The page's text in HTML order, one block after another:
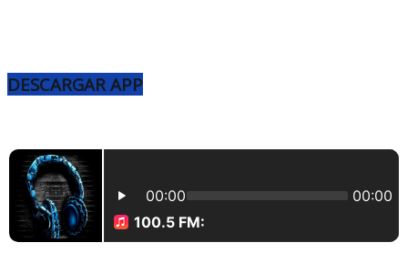
DESCARGAR APP